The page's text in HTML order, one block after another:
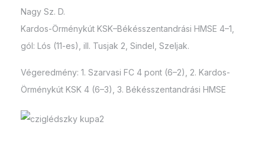
Nagy Sz. D.
Kardos-Örménykút KSK–Békésszentandrási HMSE 4–1,
gól: Lós (11-es), ill. Tusjak 2, Sindel, Szeljak.
Végeredmény: 1. Szarvasi FC 4 pont (6–2), 2. Kardos-
Örménykút KSK 4 (6–3), 3. Békésszentandrási HMSE